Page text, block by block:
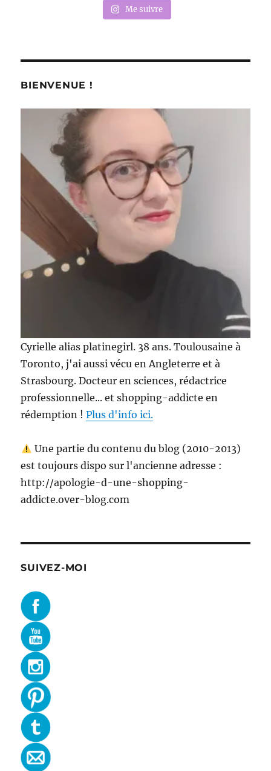
Me suivre
BIENVENUE !
Cyrielle alias platinegirl. 38 ans. Toulousaine à
Toronto, j'ai aussi vécu en Angleterre et à
Strasbourg. Docteur en sciences, rédactrice
professionnelle... et shopping-addicte en
rédemption !Plus d'info ici.
Une partie du contenu du blog (2010-2013)
est toujours dispo sur l'ancienne adresse :
http://apologie-d-une-shopping-
addicte.over-blog.com
SUIVEZ-MOI